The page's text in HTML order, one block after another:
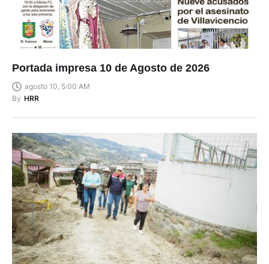
Portada impresa 10 de Agosto de 2026
agosto 10, 5:00 AM
By HRR